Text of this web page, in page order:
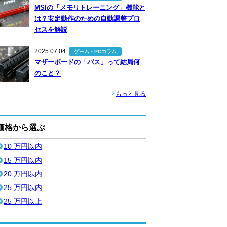
MSIの「メモリトレーニング」機能と
は？安定動作のための自動調整プロ
セスを解説
2025.07.04 ゲーム・PCコラム
マザーボードの「バス」って結局何
のこと？
もっと見る
格から選ぶ
10 万円以内
15 万円以内
20 万円以内
25 万円以内
25 万円以上